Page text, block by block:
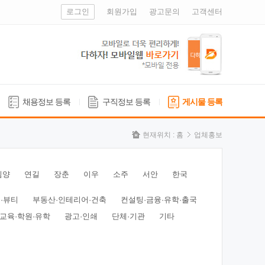
로그인 회원가입 광고문의 고객센터
채용정보 등록 구직정보 등록 게시물 등록
현재위치 : 홈 업체홍보
양 연길 장춘 이우 소주 서안 한국
뷰티 부동산·인테리어·건축
컨설팅·금융·유학·출국
교육·학원·유학
광고·인쇄 단체·기관 기타